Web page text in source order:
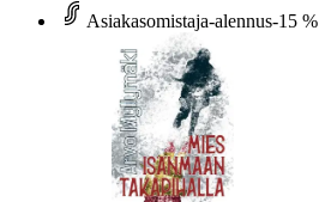
Asiakasomistaja-alennus-15 %